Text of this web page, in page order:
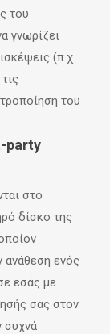
του
γνωρίζει
(π.χ.
του
party
στο
δίσκο της
ανάθεση ενός
εσάς με
σας στον
συχνά